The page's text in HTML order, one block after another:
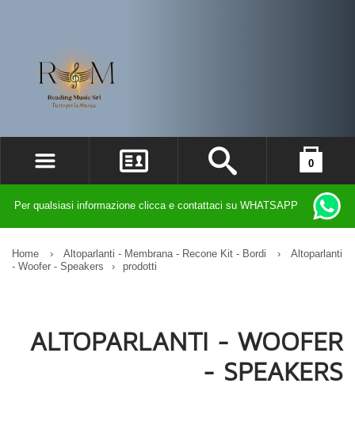
ACCEDI
REGISTRATI
0
Per qualsiasi informazione clicca e contattaci su WHATSAPP
Home › Altoparlanti - Membrana - Recone Kit - Bordi ›
Altoparlanti
- Woofer - Speakers
› prodotti
ALTOPARLANTI - WOOFER
- SPEAKERS